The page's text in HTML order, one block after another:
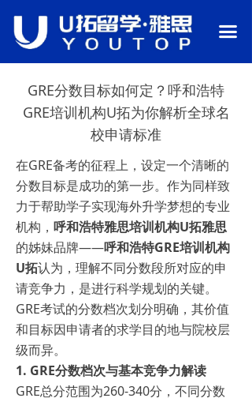
끀
首页
关于我们
语言备考
热门课程
留学申请
校园环境
师资团队
联系我们
GRE分数目标如何定？呼和浩特
GRE培训机构U拓为你解析全球名
校申请标准
在GRE备考的征程上，设定一个清晰的
分数目标是成功的第一步。作为同样致
力于帮助学子实现海外升学梦想的专业
机构， 呼和浩特雅思培训机构U拓雅思
的姊妹品牌——呼和浩特GRE培训机构
U拓认为，理解不同分数段所对应的申
请竞争力，是进行科学规划的关键。
GRE考试的分数档次划分明确，其价值
和目标因申请者的求学目的地与院校层
级而异。
1. GRE分数档次与基本竞争力解读
GRE总分范围为260-340分，不同分数